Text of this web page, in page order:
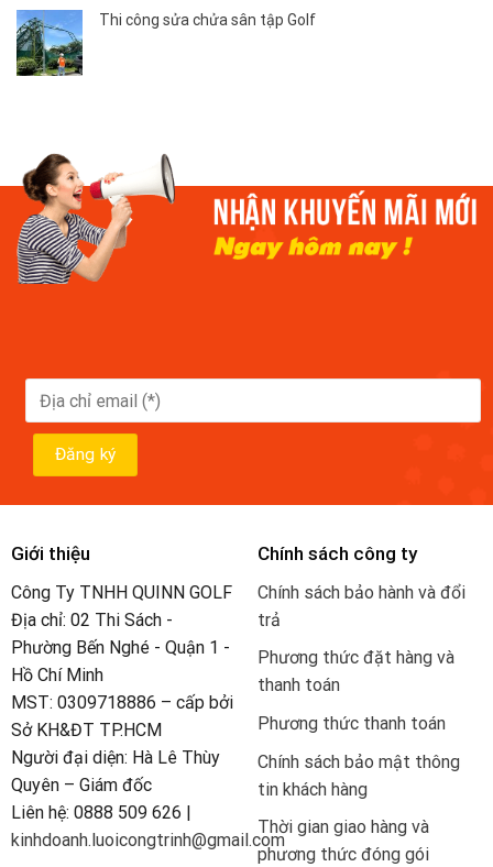
Thi công sửa chửa sân tập Golf
Giới thiệu
Công Ty TNHH QUINN GOLF
Địa chỉ: 02 Thi Sách -
Phường Bến Nghé - Quận 1 -
Hồ Chí Minh
MST: 0309718886 – cấp bởi
Sở KH&ĐT TP.HCM
Người đại diện: Hà Lê Thùy
Quyên – Giám đốc
Liên hệ: 0888 509 626 |
kinhdoanh.luoicongtrinh@gmail.com
Chính sách công ty
Chính sách bảo hành và đổi
trả
Phương thức đặt hàng và
thanh toán
Phương thức thanh toán
Chính sách bảo mật thông
tin khách hàng
Thời gian giao hàng và
phương thức đóng gói